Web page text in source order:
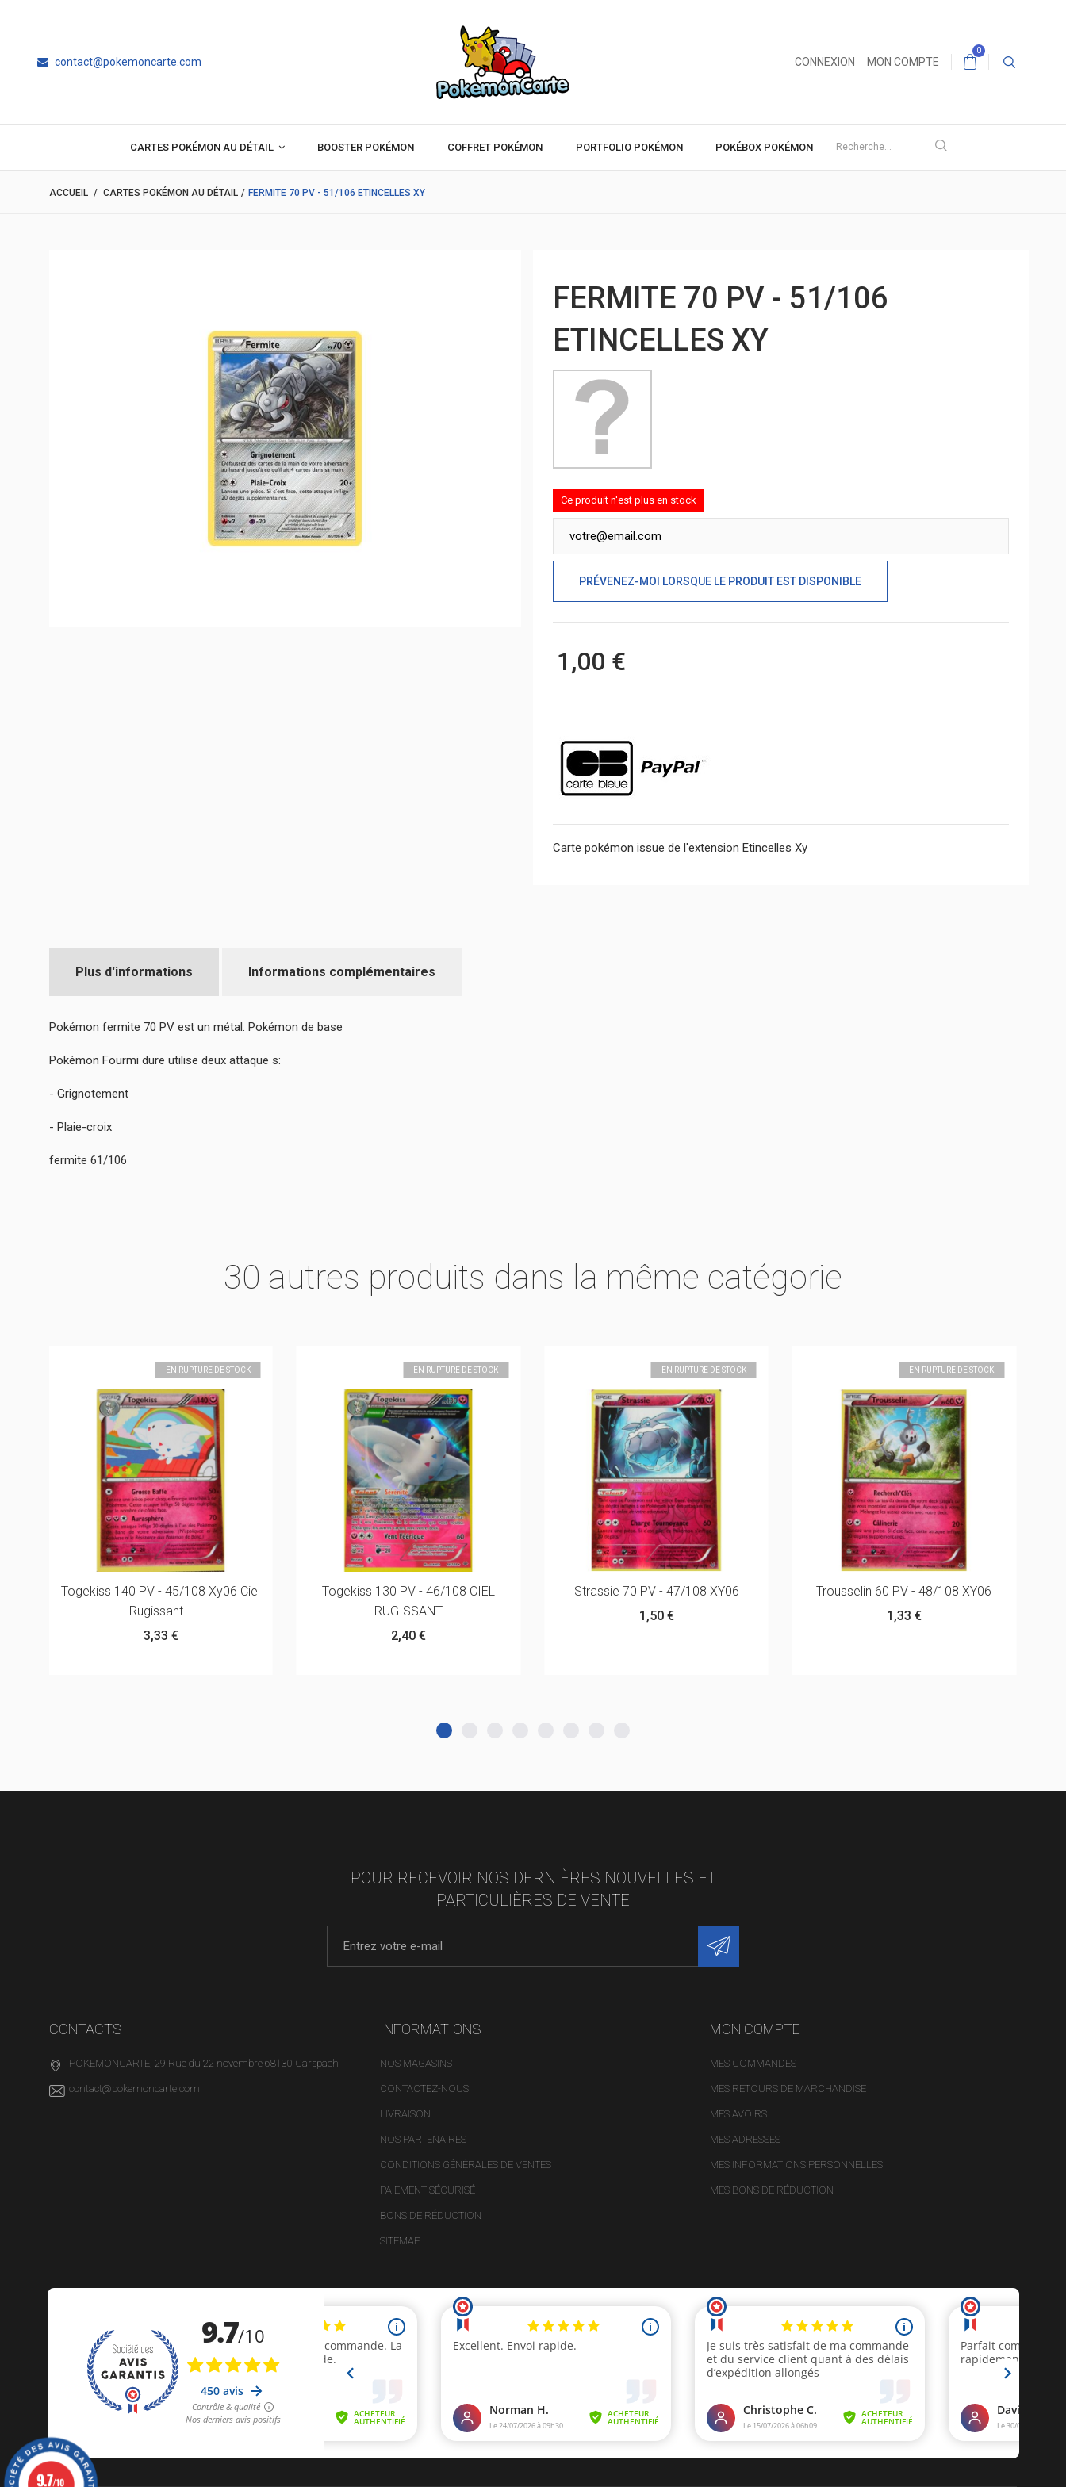
contact@pokemoncarte.com CONNEXION MON COMPTE
0
CARTES POKÉMON AU DÉTAIL BOOSTER POKÉMON COFFRET POKÉMON PORTFOLIO POKÉMON POKÉBOX POKÉMON
ACCUEIL / CARTES POKÉMON AU DÉTAIL / FERMITE 70 PV - 51/106 ETINCELLES XY
FERMITE 70 PV - 51/106
ETINCELLES XY
Ce produit n'est plus en stock
PRÉVENEZ-MOI LORSQUE LE PRODUIT EST DISPONIBLE
1,00 €
Carte pokémon issue de l'extension Etincelles Xy
Plus d'informations Informations complémentaires
Pokémon fermite 70 PV est un métal. Pokémon de base
Pokémon Fourmi dure utilise deux attaque s:
- Grignotement
- Plaie-croix
fermite 61/106
30 autres produits dans la même catégorie
EN RUPTURE DE STOCK
Togekiss 140 PV - 45/108 Xy06 Ciel
Rugissant...
3,33 €
EN RUPTURE DE STOCK
Togekiss 130 PV - 46/108 CIEL
RUGISSANT
2,40 €
EN RUPTURE DE STOCK
Strassie 70 PV - 47/108 XY06
1,50 €
EN RUPTURE DE STOCK
Trousselin 60 PV - 48/108 XY06
1,33 €
POUR RECEVOIR NOS DERNIÈRES NOUVELLES ET
PARTICULIÈRES DE VENTE
CONTACTS
POKEMONCARTE, 29 Rue du 22 novembre 68130 Carspach
contact@pokemoncarte.com
INFORMATIONS
NOS MAGASINS
CONTACTEZ-NOUS
LIVRAISON
NOS PARTENAIRES !
CONDITIONS GÉNÉRALES DE VENTES
PAIEMENT SÉCURISÉ
BONS DE RÉDUCTION
SITEMAP
MON COMPTE
MES COMMANDES
MES RETOURS DE MARCHANDISE
MES AVOIRS
MES ADRESSES
MES INFORMATIONS PERSONNELLES
MES BONS DE RÉDUCTION
9.7/10